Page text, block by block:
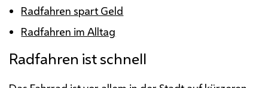
Radfahren spart Geld
Radfahren im Alltag
Radfahren ist schnell